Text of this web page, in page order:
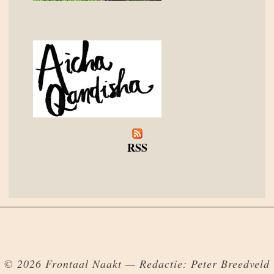
RSS
© 2026 Frontaal Naakt — Redactie: Peter Breedveld